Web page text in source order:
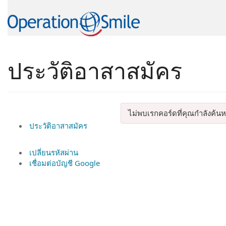
บ้าน ประวัติอาสาสมัคร
ประวัติอาสาสมัคร
ประวัติอาสาสมัคร
เปลี่ยนรหัสผ่าน
เชื่อมต่อบัญชี Google
ไม่พบเรกคอร์ดที่คุณกำลังค้น